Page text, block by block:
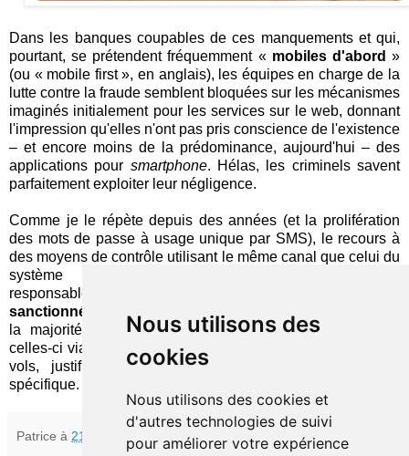
Nous utilisons des
cookies
Nous utilisons des cookies et
d'autres technologies de suivi
pour améliorer votre expérience
Dans les banques coupables de ces manquements et qui,
pourtant, se prétendent fréquemment « mobiles d'abord »
(ou « mobile first », en anglais), les équipes en charge de la
lutte contre la fraude semblent bloquées sur les mécanismes
imaginés initialement pour les services sur le web, donnant
l'impression qu'elles n'ont pas pris conscience de l'existence
– et encore moins de la prédominance, aujourd'hui – des
applications pour smartphone. Hélas, les criminels savent
parfaitement exploiter leur négligence.
Comme je le répète depuis des années (et la prolifération
des mots de passe à usage unique par SMS), le recours à
des moyens de contrôle utilisant le même canal que celui du
système protégé est tellement aberrant que les
responsables de ces bévues devraient être sévèrement
sanctionnés
. Qu'il existe encore de tels cas en 2023, quand
la majorité des clients des banques interagissent avec
celles-ci via leur téléphone, particulièrement vulnérable aux
vols, justifierait d'en faire l'objet d'une réglementation
spécifique.
Patrice à 21:30